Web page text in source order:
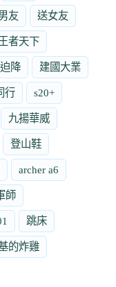
友 送女友
王者天下
降 建國大業
行 s20+
九揚華威
登山鞋
archer a6
師
跳床
的炸雞